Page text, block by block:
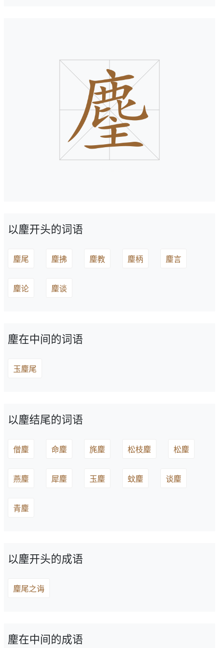
以麈开头的词语
麈尾 麈拂 麈教 麈柄 麈言
麈论 麈谈
麈在中间的词语
玉麈尾
以麈结尾的词语
僧麈 命麈 旄麈 松枝麈 松麈
燕麈 犀麈 玉麈 蚊麈 谈麈
青麈
以麈开头的成语
麈尾之诲
麈在中间的成语